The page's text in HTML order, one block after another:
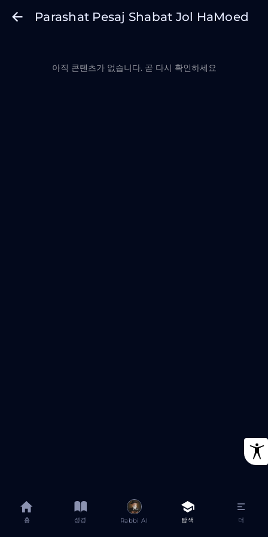
Parashat Pesaj Shabat Jol HaMoed
아직 콘텐츠가 없습니다. 곧 다시 확인하세요
홈 성경 Rabbi AI 탐색 더